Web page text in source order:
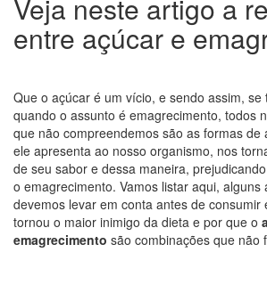
Veja neste artigo a
entre açúcar e
Que o açúcar é um vício, e sendo assim, se
quando o assunto é emagrecimento, todos
que não compreendemos são as formas de
ele apresenta ao nosso organismo, nos
de seu sabor e dessa maneira,
o emagrecimento. Vamos listar aqui, alguns
devemos levar em conta antes de consumir
tornou o maior inimigo da dieta e por que o
emagrecimento são combinações que não